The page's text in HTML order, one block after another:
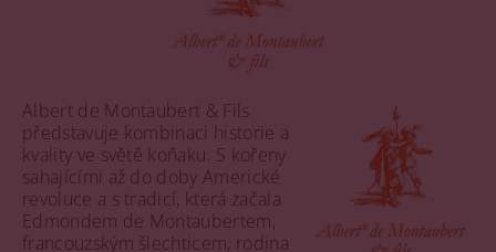
Albert de Montaubert & Fils
představuje kombinaci historie a
kvality ve světě koňaku. S kořeny
sahajícími až do doby Americké
revoluce a s tradicí, která začala
Edmondem de Montaubertem,
francouzským šlechticem, rodina